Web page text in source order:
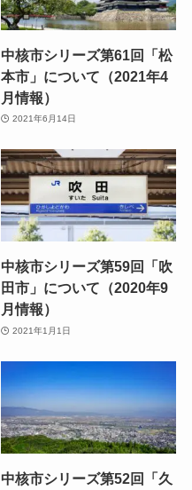
中核市シリーズ第61回「松
本市」について（2021年4
月情報）
2021年6月14日
中核市シリーズ第59回「吹
田市」について（2020年9
月情報）
2021年1月1日
中核市シリーズ第52回「久